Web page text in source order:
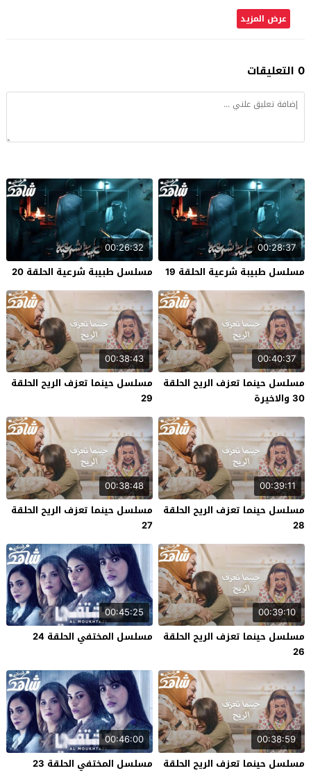
عرض المزيد
0 التعليقات
00:28:37
مسلسل طبيبة شرعية الحلقة 19
00:26:32
مسلسل طبيبة شرعية الحلقة 20
00:40:37
مسلسل حينما تعزف الريح الحلقة
30 والاخيرة
00:38:43
مسلسل حينما تعزف الريح الحلقة
29
00:39:11
مسلسل حينما تعزف الريح الحلقة
28
00:38:48
مسلسل حينما تعزف الريح الحلقة
27
00:39:10
مسلسل حينما تعزف الريح الحلقة
26
00:45:25
مسلسل المختفي الحلقة 24
00:38:59
مسلسل حينما تعزف الريح الحلقة
00:46:00
مسلسل المختفي الحلقة 23